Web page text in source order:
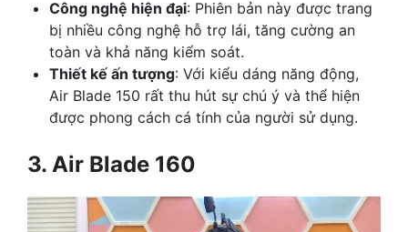
Công nghệ hiện đại: Phiên bản này được trang
bị nhiều công nghệ hỗ trợ lái, tăng cường an
toàn và khả năng kiểm soát.
Thiết kế ấn tượng: Với kiểu dáng năng động,
Air Blade 150 rất thu hút sự chú ý và thể hiện
được phong cách cá tính của người sử dụng.
3. Air Blade 160